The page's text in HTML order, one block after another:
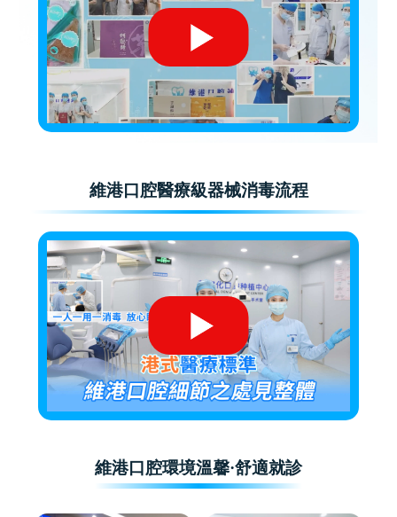
維港口腔醫療級器械消毒流程
維港口腔環境溫馨·舒適就診